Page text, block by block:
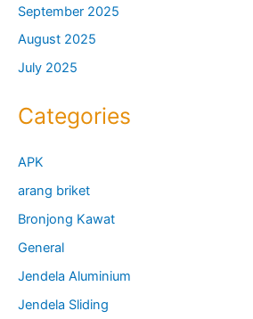
September 2025
August 2025
July 2025
Categories
APK
arang briket
Bronjong Kawat
General
Jendela Aluminium
Jendela Sliding